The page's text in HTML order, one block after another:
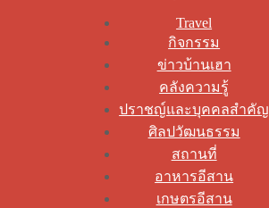
Travel
กิจกรรม
ข่าวบ้านเฮา
คลังความรู้
ปราชญ์และบุคคลสำคัญ
ศิลปวัฒนธรรม
สถานที่
อาหารอีสาน
เกษตรอีสาน